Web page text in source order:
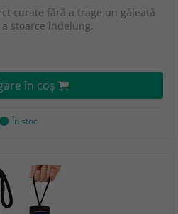
curate fără a trage un găleată
stoarce îndelung.
în coş
În stoc